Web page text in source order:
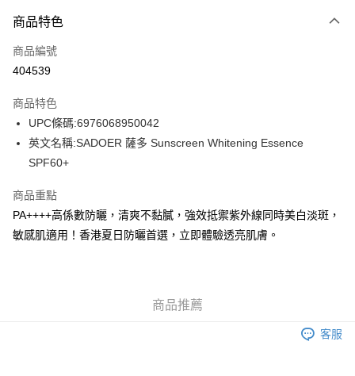
信用卡
Apple Pay
WeChat Pay
送貨方式
付款後門市自取，訂單確認後2-4個工作天到店，7天內取。逾期後
商品特色
商品編號
404539
商品特色
UPC條碼:6976068950042
英文名稱:SADOER 薩多 Sunscreen Whitening Essence
SPF60+
商品重點
PA++++高係數防曬，清爽不黏膩，強效抵禦紫外線同時美白淡斑，
敏感肌適用！香港夏日防曬首選，立即體驗透亮肌膚。
商品推薦
客服